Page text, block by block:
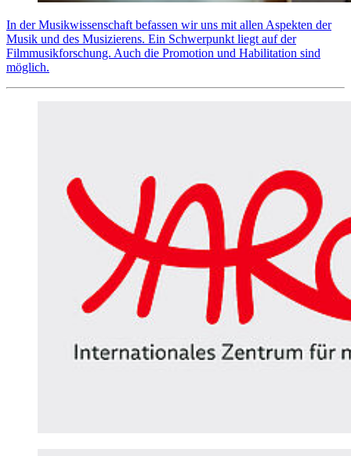
In der Musikwissenschaft befassen wir uns mit allen Aspekten der
Musik und des Musizierens. Ein Schwerpunkt liegt auf der
Filmmusikforschung. Auch die Promotion und Habilitation sind
möglich.